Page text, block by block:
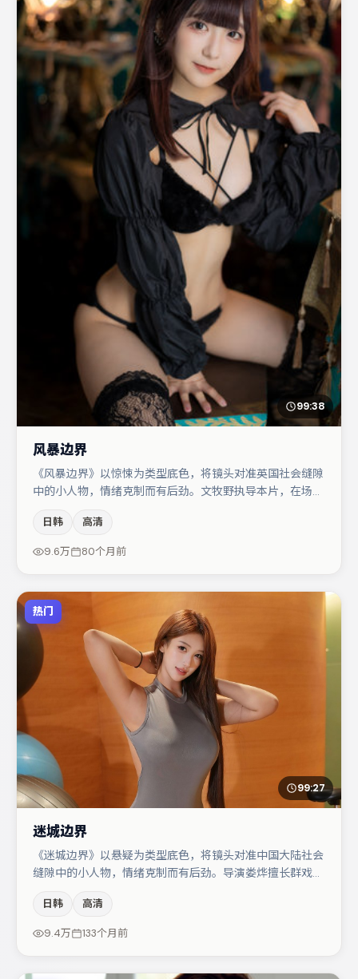
99:38
风暴边界
《风暴边界》以惊悚为类型底色，将镜头对准英国社会缝隙
中的小人物，情绪克制而有后劲。文牧野执导本片，在场面
子怡在片中承担叙事驱动，弗洛伦丝·皮尤、张译分别提供
反差与喜剧/悬疑调剂（视场次而定）。整体完成度较高，
日韩 高清
9.6万 80个月前
热门
99:27
迷城边界
《迷城边界》以悬疑为类型底色，将镜头对准中国大陆社会
缝隙中的小人物，情绪克制而有后劲。导演娄烨擅长群戏与
大鹏的对手戏构成全片情感锚点，桂纶镁则以细节塑造推动
谜题层层揭开。若你偏爱强类型与清晰主线，这部作品值得
日韩 高清
9.4万 133个月前